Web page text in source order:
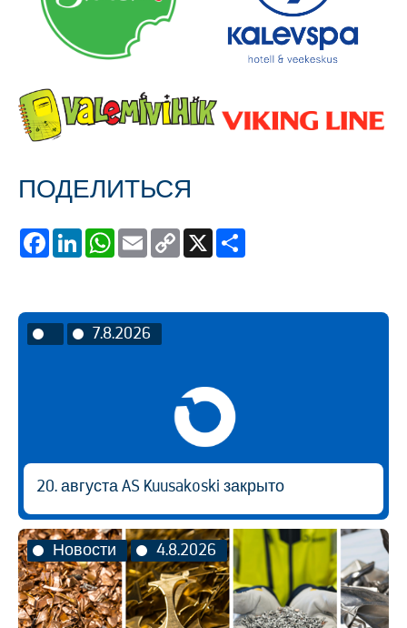
ПОДЕЛИТЬСЯ
FacebookLinkedInWhatsApp
Email
Copy
7.8.2026
20. августа AS Kuusakoski закрыто
Новости 4.8.2026